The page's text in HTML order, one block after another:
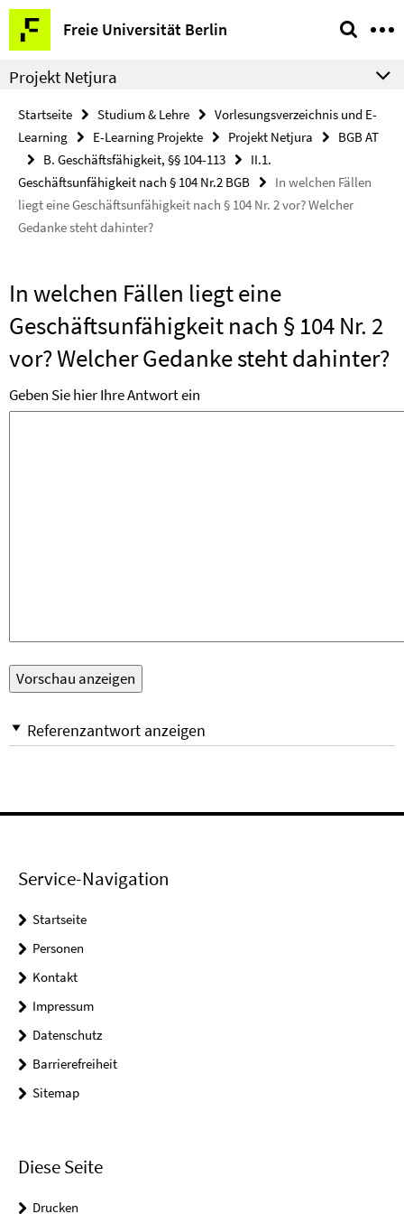
Springe
direkt
zu
Inhalt
Freie Universität Berlin
Service-
Navigation
Projekt Netjura
Startseite Studium & Lehre
Vorlesungsverzeichnis und E-
Learning
E-Learning Projekte Projekt Netjura
BGB AT
B. Geschäftsfähigkeit, §§ 104-113
II.1.
Geschäftsunfähigkeit nach § 104 Nr.2 BGB
In welchen Fällen
liegt eine Geschäftsunfähigkeit nach § 104 Nr. 2 vor? Welcher
Gedanke steht dahinter?
In welchen Fällen liegt eine
Geschäftsunfähigkeit nach § 104 Nr. 2
vor? Welcher Gedanke steht dahinter?
Geben Sie hier Ihre Antwort ein
Referenzantwort anzeigen
Service-Navigation
Startseite
Personen
Kontakt
Impressum
Datenschutz
Barrierefreiheit
Sitemap
Diese Seite
Drucken